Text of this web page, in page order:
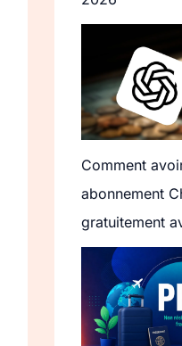
Comment
abonnement
gratuitement